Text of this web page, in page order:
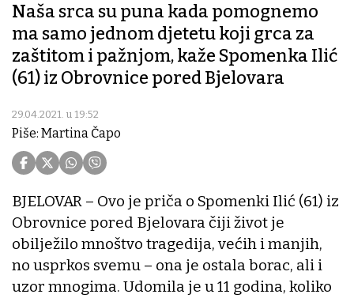
Naša srca su puna kada pomognemo
ma samo jednom djetetu koji grca za
zaštitom i pažnjom, kaže Spomenka Ilić
(61) iz Obrovnice pored Bjelovara
29.04.2021. u 19:52
Piše: Martina Čapo
BJELOVAR – Ovo je priča o Spomenki Ilić (61) iz
Obrovnice pored Bjelovara čiji život je
obilježilo mnoštvo tragedija, većih i manjih,
no usprkos svemu – ona je ostala borac, ali i
uzor mnogima. Udomila je u 11 godina, koliko